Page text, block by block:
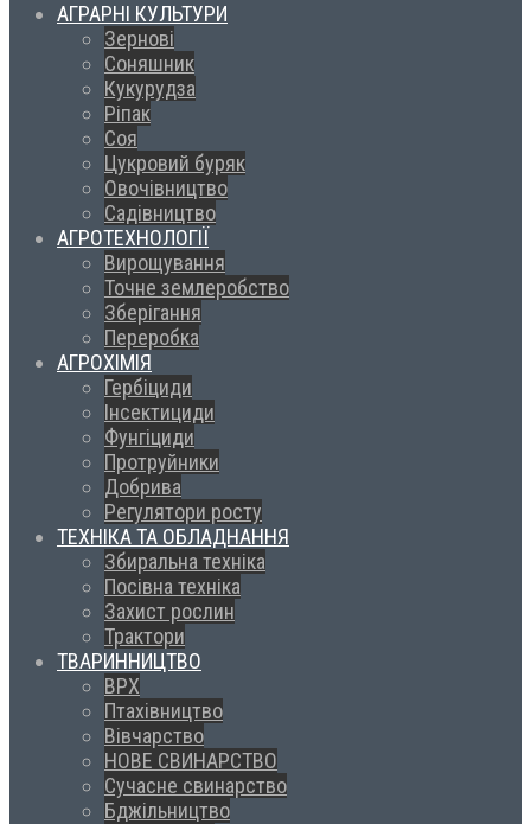
АГРАРНІ КУЛЬТУРИ
Зернові
Соняшник
Кукурудза
Ріпак
Соя
Цукровий буряк
Овочівництво
Садівництво
АГРОТЕХНОЛОГІЇ
Вирощування
Точне землеробство
Зберігання
Переробка
АГРОХІМІЯ
Гербіциди
Інсектициди
Фунгіциди
Протруйники
Добрива
Регулятори росту
ТЕХНІКА ТА ОБЛАДНАННЯ
Збиральна техніка
Посівна техніка
Захист рослин
Трактори
ТВАРИННИЦТВО
ВРХ
Птахівництво
Вівчарство
НОВЕ СВИНАРСТВО
Сучасне свинарство
Бджільництво